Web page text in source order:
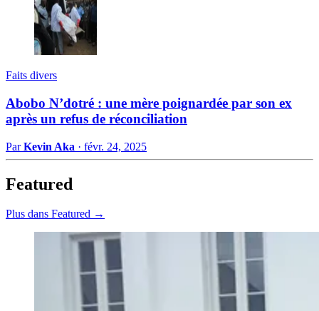
Faits divers
Abobo N’dotré : une mère poignardée par son ex
après un refus de réconciliation
ParKevin Aka · févr. 24, 2025
Featured
Plus dans Featured →